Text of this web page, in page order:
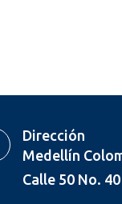
Dirección
Medellín
Calle 50 No.